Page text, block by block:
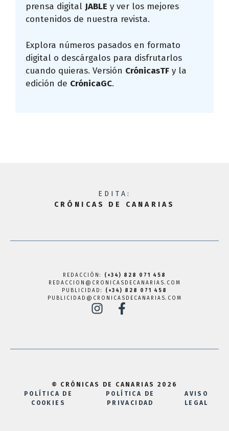
prensa digital JABLE y ver los mejores
contenidos de nuestra revista.
Explora números pasados en formato
digital o descárgalos para disfrutarlos
cuando quieras. Versión CrónicasTF y la
edición de CrónicaGC.
EDITA:
CRÓNICAS DE CANARIAS
REDACCIÓN: (+34) 828 071 458
REDACCION@CRONICASDECANARIAS.COM
PUBLICIDAD: (+34) 828 071 458
PUBLICIDAD@CRONICASDECANARIAS.COM
© CRÓNICAS DE CANARIAS 2026
POLÍTICA DE
COOKIES
POLÍTICA DE
PRIVACIDAD
AVISO
LEGAL